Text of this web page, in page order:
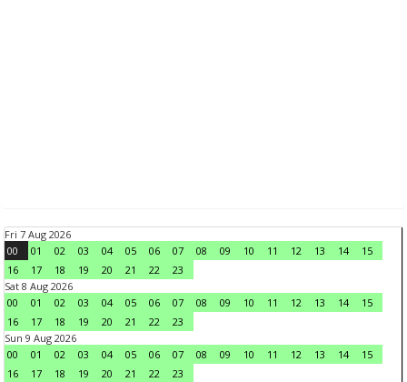
Fri 7 Aug 2026
00
01 02 03 04 05 06 07 08 09 10 11 12 13 14
15
16
17 18 19 20 21 22
23
Sat 8 Aug 2026
00
01 02 03 04 05 06 07 08 09 10 11 12 13 14
15
16
17 18 19 20 21 22
23
Sun 9 Aug 2026
00
01 02 03 04 05 06 07 08 09 10 11 12 13 14
15
16
17 18 19 20 21 22
23